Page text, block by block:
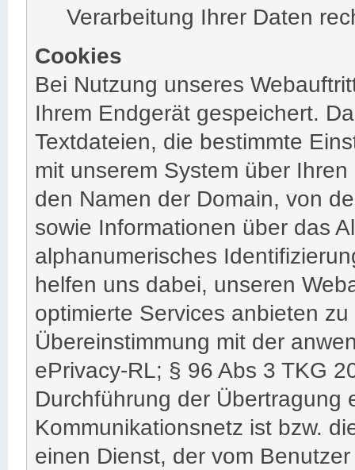
Verarbeitung Ihrer Daten
Cookies
Bei Nutzung unseres
Ihrem Endgerät gespeichert.
Textdateien, die bestimmte
mit unserem System über
den Namen der Domain, von
sowie Informationen über das
alphanumerisches
helfen uns dabei, unseren
optimierte Services anbieten
Übereinstimmung mit der
ePrivacy-RL; § 96 Abs 3 TKG
Durchführung der Übertragung
Kommunikationsnetz ist bzw.
einen Dienst, der vom